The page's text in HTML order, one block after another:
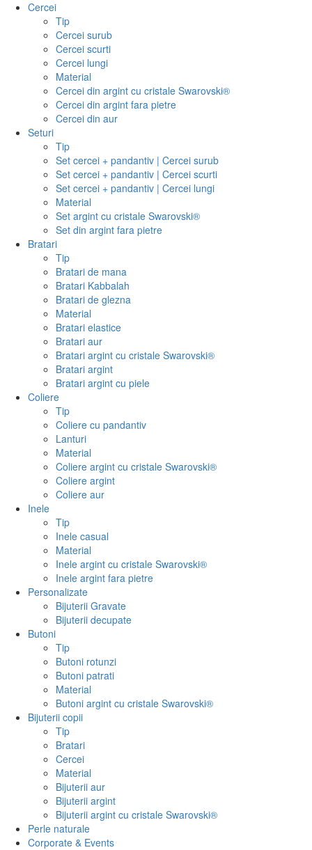
Cercei
Tip
Cercei surub
Cercei scurti
Cercei lungi
Material
Cercei din argint cu cristale Swarovski®
Cercei din argint fara pietre
Cercei din aur
Seturi
Tip
Set cercei + pandantiv | Cercei surub
Set cercei + pandantiv | Cercei scurti
Set cercei + pandantiv | Cercei lungi
Material
Set argint cu cristale Swarovski®
Set din argint fara pietre
Bratari
Tip
Bratari de mana
Bratari Kabbalah
Bratari de glezna
Material
Bratari elastice
Bratari aur
Bratari argint cu cristale Swarovski®
Bratari argint
Bratari argint cu piele
Coliere
Tip
Coliere cu pandantiv
Lanturi
Material
Coliere argint cu cristale Swarovski®
Coliere argint
Coliere aur
Inele
Tip
Inele casual
Material
Inele argint cu cristale Swarovski®
Inele argint fara pietre
Personalizate
Bijuterii Gravate
Bijuterii decupate
Butoni
Tip
Butoni rotunzi
Butoni patrati
Material
Butoni argint cu cristale Swarovski®
Bijuterii copii
Tip
Bratari
Cercei
Material
Bijuterii aur
Bijuterii argint
Bijuterii argint cu cristale Swarovski®
Perle naturale
Corporate & Events